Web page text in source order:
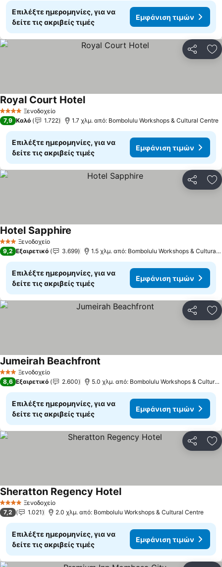
Επιλέξτε ημερομηνίες, για να
δείτε τις ακριβείς τιμές
Εμφάνιση τιμών
4 ΑστέριαΞενοδοχείο
Royal Court Hotel
7,9 Καλό 1.722 1.7 χλμ. από: Bombolulu Workshops & Cultural Centre
Επιλέξτε ημερομηνίες, για να
δείτε τις ακριβείς τιμές
Εμφάνιση τιμών
3 ΑστέριαΞενοδοχείο
Hotel Sapphire
9,2 Εξαιρετικό 3.699 1.5 χλμ. από: Bombolulu Workshops & Cultural Centre
Επιλέξτε ημερομηνίες, για να
δείτε τις ακριβείς τιμές
Εμφάνιση τιμών
3 ΑστέριαΞενοδοχείο
Jumeirah Beachfront
8,6 Εξαιρετικό 2.600 5.0 χλμ. από: Bombolulu Workshops & Cultural Centre
Επιλέξτε ημερομηνίες, για να
δείτε τις ακριβείς τιμές
Εμφάνιση τιμών
4 ΑστέριαΞενοδοχείο
Sheratton Regency Hotel
7,2 1.021 2.0 χλμ. από: Bombolulu Workshops & Cultural Centre
Επιλέξτε ημερομηνίες, για να
δείτε τις ακριβείς τιμές
Εμφάνιση τιμών